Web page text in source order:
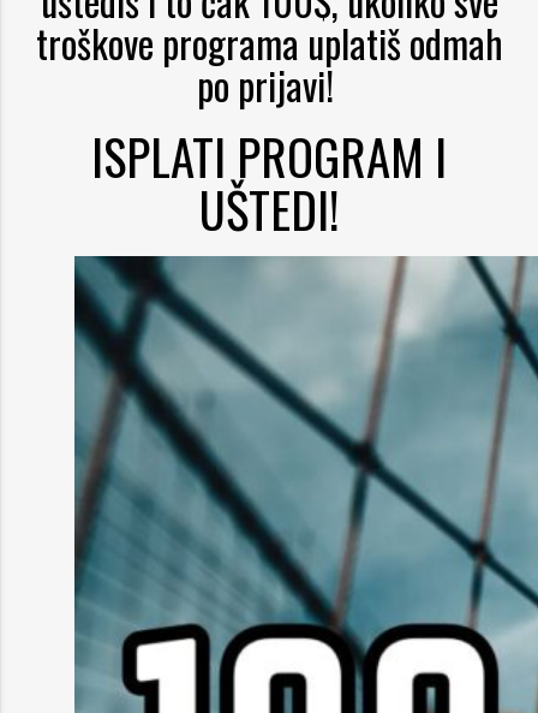
troškove programa uplatiš odmah
po prijavi!
ISPLATI PROGRAM I
UŠTEDI!